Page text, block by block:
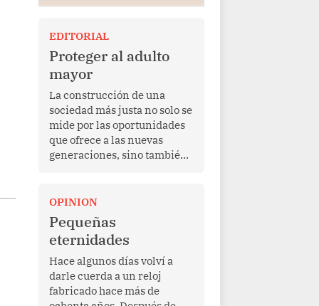
EDITORIAL
Proteger al adulto
mayor
La construcción de una
sociedad más justa no solo se
mide por las oportunidades
que ofrece a las nuevas
generaciones, sino también
de una vida de esfuerzo y
trabajo, afrontan la vejez en
condiciones de
vulnerabilidad. El anuncio
formulado por la presidenta
de la república, Keiko
Fujimori, de incrementar de
OPINION
Pequeñas
eternidades
Hace algunos días volví a
darle cuerda a un reloj
fabricado hace más de